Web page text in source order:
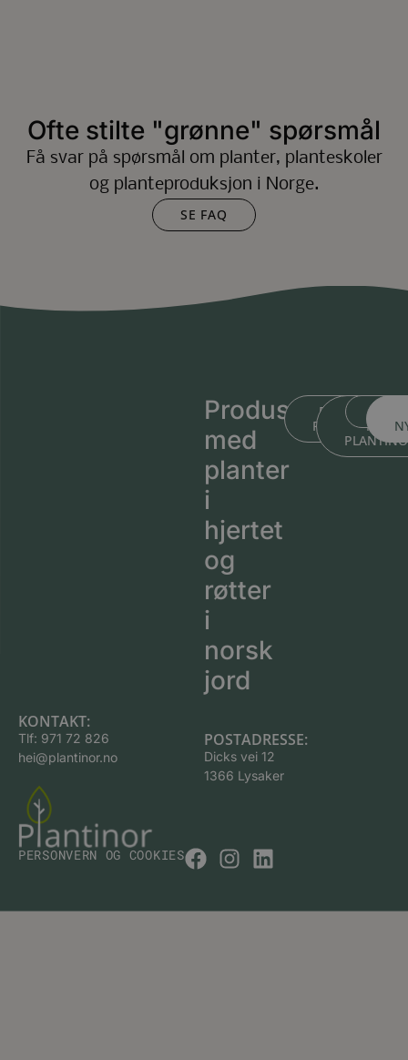
Ofte stilte "grønne" spørsmål
Få svar på spørsmål om planter, planteskoler
og planteproduksjon i Norge.
SE FAQ
Produsert
med
planter
i
hjertet
og
røtter
i
norsk
jord
BLI KJENT MED
BLI
MED
KONTAKT:
Tlf: 971 72 826
hei@plantinor.no
POSTADRESSE:
Dicks vei 12
1366 Lysaker
PERSONVERN OG COOKIES